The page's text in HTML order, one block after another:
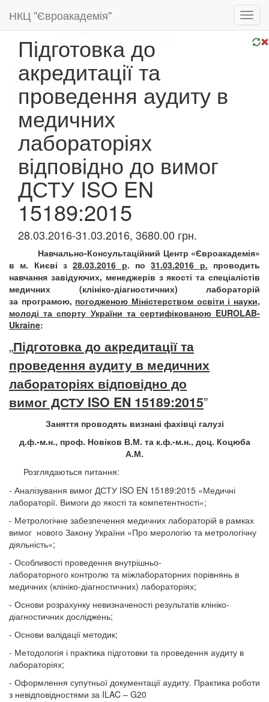
НКЦ "Євроакадемія"
Підготовка до
акредитації та
проведення аудиту в
медичних
лабораторіях
відповідно до вимог
ДСТУ ISO EN
15189:2015
28.03.2016-31.03.2016, 3680.00 грн.
Навчально-Консультаційний Центр «Євроакадемія»
в м. Києві з28.03.2016 р. по31.03.2016 р. проводить
навчання завідуючих, менеджерів з якості та спеціалістів
медичних (клініко-діагностичних) лабораторій
за програмою, погодженою Міністерством освіти і науки,
молоді та спорту України та сертифікованою EUROLAB-
Ukraine:
„Підготовка до акредитації та
проведення аудиту в медичних
лабораторіях відповідно до
вимог ДСТУ ISO EN 15189:2015”
Заняття проводять визнані фахівці галузі
д.ф.-м.н., проф. Новіков В.М. та к.ф.-м.н., доц. Коцюба
А.М.
Розглядаються питання:
- Аналізування вимог ДСТУ ISO EN 15189:2015 «Медичні
лабораторії. Вимоги до якості та компетентності»;
- Метрологічне забезпечення медичних лабораторій в рамках
вимог нового Закону України «Про мерологію та метрологічну
діяльність»;
- Особливості проведення внутрішньо-
лабораторного контролю та міжлабораторних порівнянь в
медичних (клініко-діагностичних) лабораторіях;
- Основи розрахунку невизначеності результатів клініко-
діагностичних досліджень;
- Основи валідації методик;
- Методологія і практика підготовки та проведення аудиту в
лабораторіях;
- Оформлення супутньої документації аудиту. Практика роботи
з невідповідностями за ILAC – G20